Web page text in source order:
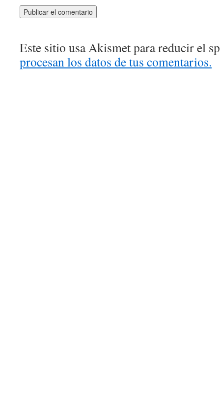
Este sitio usa Akismet para reducir el
procesan los datos de tus comentarios.